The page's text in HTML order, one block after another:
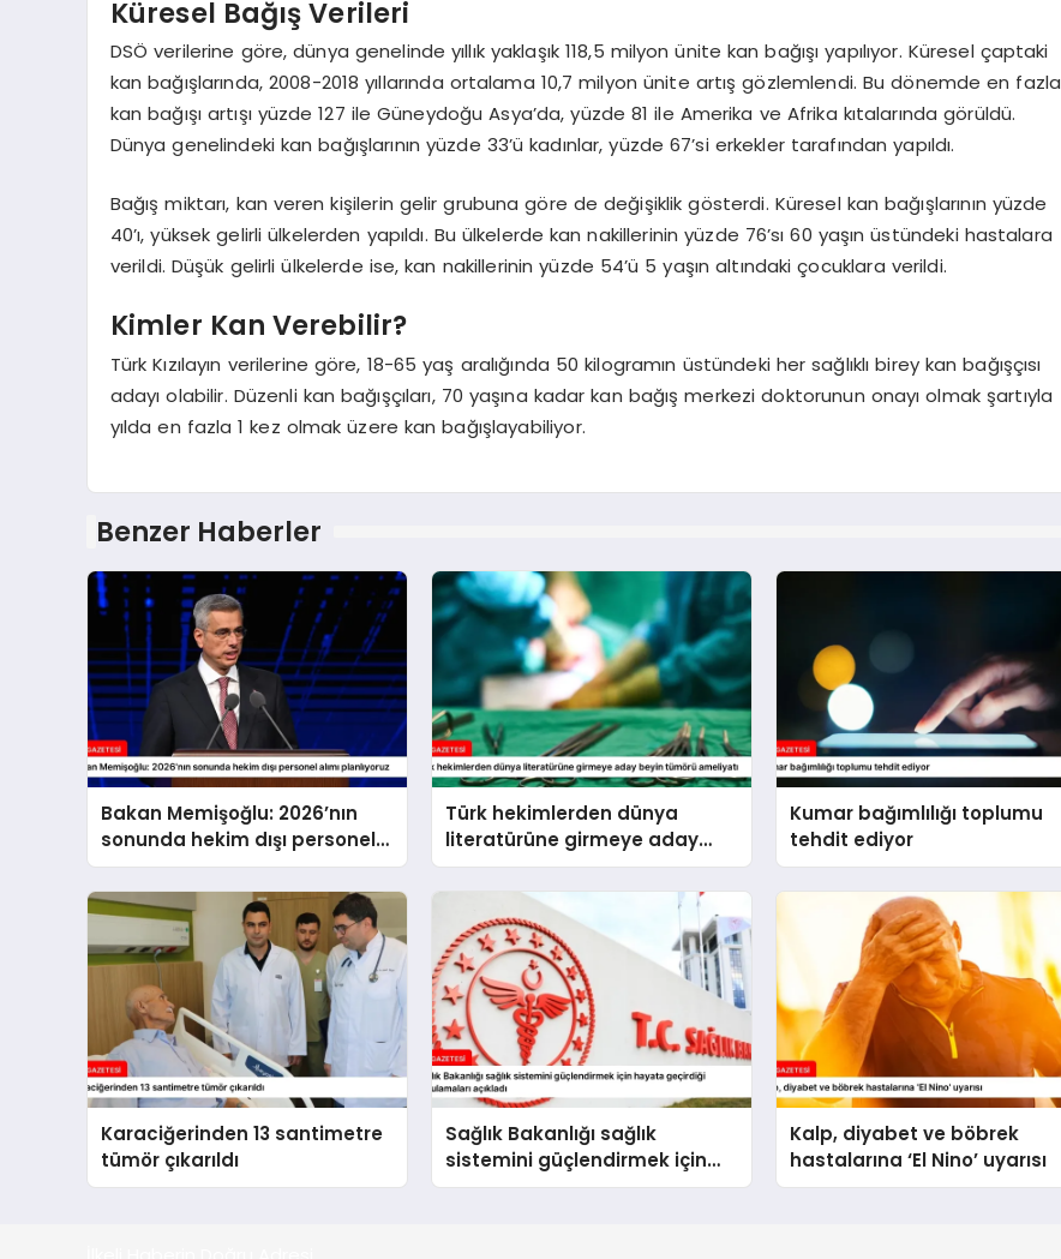
Küresel Bağış Verileri
DSÖ verilerine göre, dünya genelinde yıllık yaklaşık 118,5 milyon ünite kan bağışı yapılıyor. Küresel çaptaki
kan bağışlarında, 2008-2018 yıllarında ortalama 10,7 milyon ünite artış gözlemlendi. Bu dönemde en fazla
kan bağışı artışı yüzde 127 ile Güneydoğu Asya’da, yüzde 81 ile Amerika ve Afrika kıtalarında görüldü.
Dünya genelindeki kan bağışlarının yüzde 33’ü kadınlar, yüzde 67’si erkekler tarafından yapıldı.
Bağış miktarı, kan veren kişilerin gelir grubuna göre de değişiklik gösterdi. Küresel kan bağışlarının yüzde
40’ı, yüksek gelirli ülkelerden yapıldı. Bu ülkelerde kan nakillerinin yüzde 76’sı 60 yaşın üstündeki hastalara
verildi. Düşük gelirli ülkelerde ise, kan nakillerinin yüzde 54’ü 5 yaşın altındaki çocuklara verildi.
Kimler Kan Verebilir?
Türk Kızılayın verilerine göre, 18-65 yaş aralığında 50 kilogramın üstündeki her sağlıklı birey kan bağışçısı
adayı olabilir. Düzenli kan bağışçıları, 70 yaşına kadar kan bağış merkezi doktorunun onayı olmak şartıyla
yılda en fazla 1 kez olmak üzere kan bağışlayabiliyor.
Benzer Haberler
Bakan Memişoğlu: 2026’nın
sonunda hekim dışı personel
alımı planlıyoruz
Türk hekimlerden dünya
literatürüne girmeye aday
beyin tümörü ameliyatı
Kumar bağımlılığı toplumu
tehdit ediyor
Karaciğerinden 13 santimetre
tümör çıkarıldı
Sağlık Bakanlığı sağlık
sistemini güçlendirmek için
hayata geçirdiği uygulamaları
Kalp, diyabet ve böbrek
hastalarına ‘El Nino’ uyarısı